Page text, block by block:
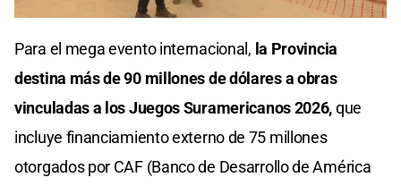
Para el mega evento internacional, la Provincia
destina más de 90 millones de dólares a obras
vinculadas a los Juegos Suramericanos 2026,que
incluye financiamiento externo de 75 millones
otorgados por CAF (Banco de Desarrollo de América